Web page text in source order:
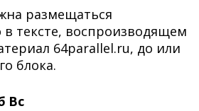
размещаться
в тексте, воспроизводящем
64parallel.ru, до или
блока.
Вс